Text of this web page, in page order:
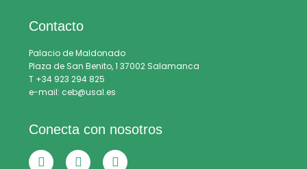
Contacto
Palacio de Maldonado
Plaza de San Benito, 1 37002 Salamanca
T +34 923 294 825
e-mail: ceb@usal.es
Conecta con nosotros